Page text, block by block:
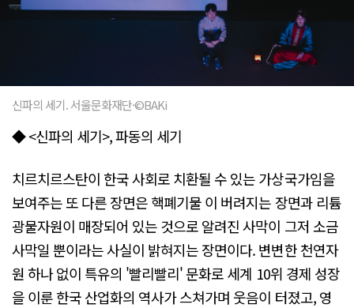
신파의 세기. 서울문화재단·©BAKi
◆ <신파의 세기>, 파동의 세기
치르치르스탄이 한국 사회로 치환될 수 있는 가상국가임을
보여주는 또 다른 장면은 핵폐기물 이 버려지는 장면과 리튬
광물자원이 매장되어 있는 것으로 알려진 사막이 그저 소금
사막일 뿐이라는 사실이 밝혀지는 장면이다. 변변한 천연자
원 하나 없이 특유의 '빨리빨리' 문화로 세계 10위 경제 성장
을 이룬 한국 산업화의 역사가 스쳐가며 웃음이 터졌고, 영